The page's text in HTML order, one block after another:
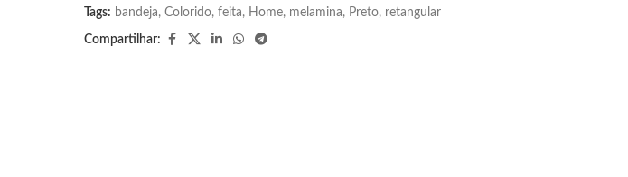
Tags: bandeja, Colorido, feita, Home, melamina, Preto, retangular
Compartilhar: